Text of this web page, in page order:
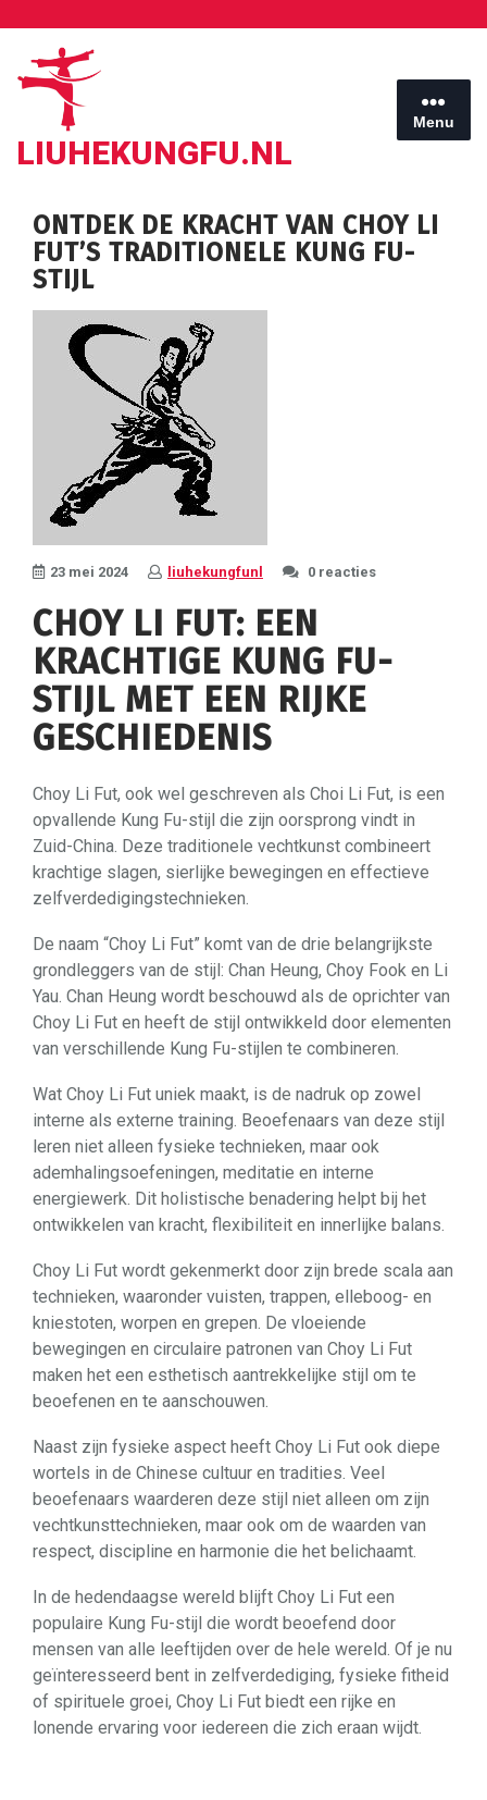
inhoud
LIUHEKUNGFU.NL
Menu
ONTDEK DE KRACHT VAN CHOY LI
FUT’S TRADITIONELE KUNG FU-
STIJL
23 mei 2024 liuhekungfunl 0 reacties
CHOY LI FUT: EEN
KRACHTIGE KUNG FU-
STIJL MET EEN RIJKE
GESCHIEDENIS
Choy Li Fut, ook wel geschreven als Choi Li Fut, is een
opvallende Kung Fu-stijl die zijn oorsprong vindt in
Zuid-China. Deze traditionele vechtkunst combineert
krachtige slagen, sierlijke bewegingen en effectieve
zelfverdedigingstechnieken.
De naam “Choy Li Fut” komt van de drie belangrijkste
grondleggers van de stijl: Chan Heung, Choy Fook en Li
Yau. Chan Heung wordt beschouwd als de oprichter van
Choy Li Fut en heeft de stijl ontwikkeld door elementen
van verschillende Kung Fu-stijlen te combineren.
Wat Choy Li Fut uniek maakt, is de nadruk op zowel
interne als externe training. Beoefenaars van deze stijl
leren niet alleen fysieke technieken, maar ook
ademhalingsoefeningen, meditatie en interne
energiewerk. Dit holistische benadering helpt bij het
ontwikkelen van kracht, flexibiliteit en innerlijke balans.
Choy Li Fut wordt gekenmerkt door zijn brede scala aan
technieken, waaronder vuisten, trappen, elleboog- en
kniestoten, worpen en grepen. De vloeiende
bewegingen en circulaire patronen van Choy Li Fut
maken het een esthetisch aantrekkelijke stijl om te
beoefenen en te aanschouwen.
Naast zijn fysieke aspect heeft Choy Li Fut ook diepe
wortels in de Chinese cultuur en tradities. Veel
beoefenaars waarderen deze stijl niet alleen om zijn
vechtkunsttechnieken, maar ook om de waarden van
respect, discipline en harmonie die het belichaamt.
In de hedendaagse wereld blijft Choy Li Fut een
populaire Kung Fu-stijl die wordt beoefend door
mensen van alle leeftijden over de hele wereld. Of je nu
geïnteresseerd bent in zelfverdediging, fysieke fitheid
of spirituele groei, Choy Li Fut biedt een rijke en
lonende ervaring voor iedereen die zich eraan wijdt.